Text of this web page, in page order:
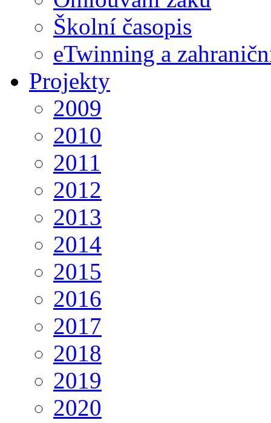
Školní časopis
eTwinning a
Projekty
2009
2010
2011
2012
2013
2014
2015
2016
2017
2018
2019
2020